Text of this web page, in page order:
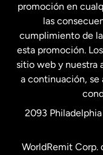
Malasia
Nueva
Países
promoción en
las
cumplimiento de
esta promoción.
sitio web y nuestra
a continuación, se
2093
WorldRemit Corp.